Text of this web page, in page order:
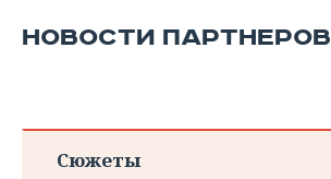
НОВОСТИ ПАРТНЕРОВ
Сюжеты